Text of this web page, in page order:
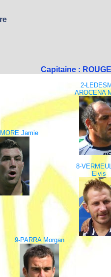
Capitaine :
2-
AROCENA
Jamie
8-
Elvis
9-PARRA Morgan